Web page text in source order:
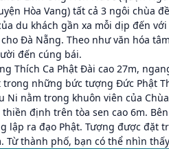
Hòa Vang) tất cả 3 ngôi chùa
du khách gần xa mỗi dịp đến
Đà Nẵng. Theo như văn hóa
đến cúng bái.
Thích Ca Phật Đài cao 27m,
trong những bức tượng Đức Phật
Ni nằm trong khuôn viên của
thiền định trên tòa sen cao 6m.
lập ra đạo Phật. Tượng được đặt
Từ thành phố, bạn có thể nhìn